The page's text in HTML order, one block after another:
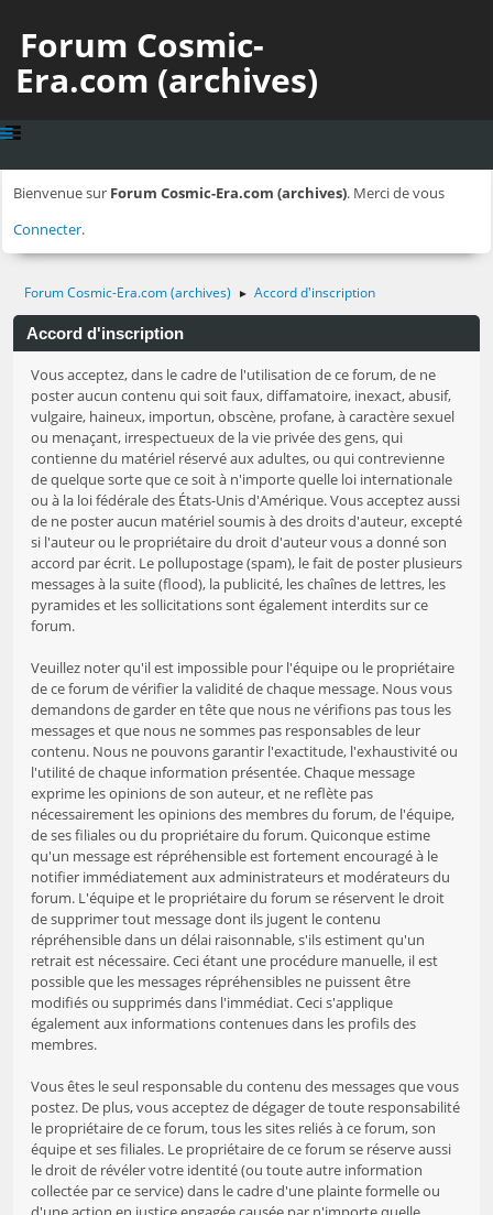
Forum Cosmic-
Era.com (archives)
Bienvenue sur Forum Cosmic-Era.com (archives). Merci de vous
Connecter.
Forum Cosmic-Era.com (archives) ► Accord d'inscription
Accord d'inscription
Vous acceptez, dans le cadre de l'utilisation de ce forum, de ne
poster aucun contenu qui soit faux, diffamatoire, inexact, abusif,
vulgaire, haineux, importun, obscène, profane, à caractère sexuel
ou menaçant, irrespectueux de la vie privée des gens, qui
contienne du matériel réservé aux adultes, ou qui contrevienne
de quelque sorte que ce soit à n'importe quelle loi internationale
ou à la loi fédérale des États-Unis d'Amérique. Vous acceptez aussi
de ne poster aucun matériel soumis à des droits d'auteur, excepté
si l'auteur ou le propriétaire du droit d'auteur vous a donné son
accord par écrit. Le pollupostage (spam), le fait de poster plusieurs
messages à la suite (flood), la publicité, les chaînes de lettres, les
pyramides et les sollicitations sont également interdits sur ce
forum.
Veuillez noter qu'il est impossible pour l'équipe ou le propriétaire
de ce forum de vérifier la validité de chaque message. Nous vous
demandons de garder en tête que nous ne vérifions pas tous les
messages et que nous ne sommes pas responsables de leur
contenu. Nous ne pouvons garantir l'exactitude, l'exhaustivité ou
l'utilité de chaque information présentée. Chaque message
exprime les opinions de son auteur, et ne reflète pas
nécessairement les opinions des membres du forum, de l'équipe,
de ses filiales ou du propriétaire du forum. Quiconque estime
qu'un message est répréhensible est fortement encouragé à le
notifier immédiatement aux administrateurs et modérateurs du
forum. L'équipe et le propriétaire du forum se réservent le droit
de supprimer tout message dont ils jugent le contenu
répréhensible dans un délai raisonnable, s'ils estiment qu'un
retrait est nécessaire. Ceci étant une procédure manuelle, il est
possible que les messages répréhensibles ne puissent être
modifiés ou supprimés dans l'immédiat. Ceci s'applique
également aux informations contenues dans les profils des
membres.
Vous êtes le seul responsable du contenu des messages que vous
postez. De plus, vous acceptez de dégager de toute responsabilité
le propriétaire de ce forum, tous les sites reliés à ce forum, son
équipe et ses filiales. Le propriétaire de ce forum se réserve aussi
le droit de révéler votre identité (ou toute autre information
collectée par ce service) dans le cadre d'une plainte formelle ou